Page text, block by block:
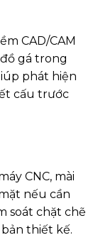
CAD/CAM
gá trong
phát hiện
cấu trước
CNC, mài
nếu cần
soát chặt chẽ
thiết kế.